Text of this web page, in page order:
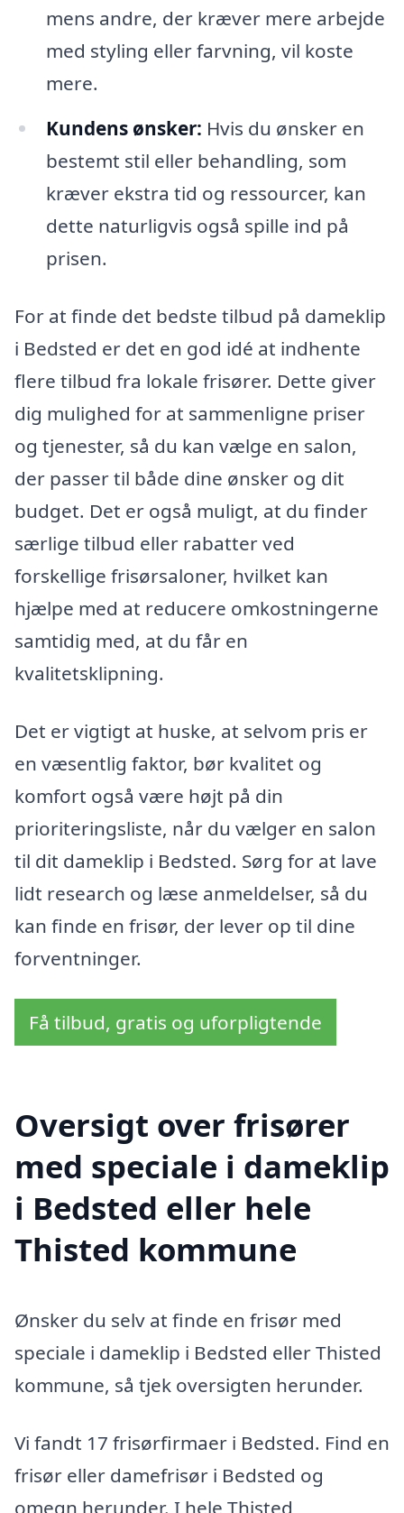
mens andre, der kræver mere arbejde
med styling eller farvning, vil koste
mere.
Kundens ønsker: Hvis du ønsker en
bestemt stil eller behandling, som
kræver ekstra tid og ressourcer, kan
dette naturligvis også spille ind på
prisen.
For at finde det bedste tilbud på dameklip
i Bedsted er det en god idé at indhente
flere tilbud fra lokale frisører. Dette giver
dig mulighed for at sammenligne priser
og tjenester, så du kan vælge en salon,
der passer til både dine ønsker og dit
budget. Det er også muligt, at du finder
særlige tilbud eller rabatter ved
forskellige frisørsaloner, hvilket kan
hjælpe med at reducere omkostningerne
samtidig med, at du får en
kvalitetsklipning.
Det er vigtigt at huske, at selvom pris er
en væsentlig faktor, bør kvalitet og
komfort også være højt på din
prioriteringsliste, når du vælger en salon
til dit dameklip i Bedsted. Sørg for at lave
lidt research og læse anmeldelser, så du
kan finde en frisør, der lever op til dine
forventninger.
Få tilbud, gratis og uforpligtende
Oversigt over frisører
med speciale i dameklip
i Bedsted eller hele
Thisted kommune
Ønsker du selv at finde en frisør med
speciale i dameklip i Bedsted eller Thisted
kommune, så tjek oversigten herunder.
Vi fandt 17 frisørfirmaer i Bedsted. Find en
frisør eller damefrisør i Bedsted og
omegn herunder. I hele Thisted